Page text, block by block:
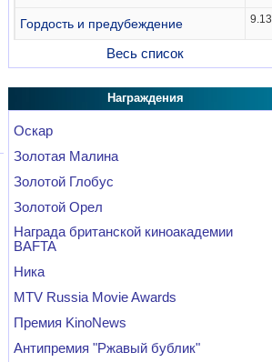
Гордость и предубеждение 9.13
Весь список
Награждения
Оскар
Золотая Малина
Золотой Глобус
Золотой Орел
Награда британской киноакадемии
BAFTA
Ника
MTV Russia Movie Awards
Премия KinoNews
Антипремия "Ржавый бублик"